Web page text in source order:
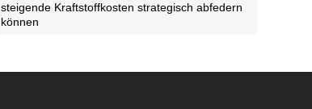
steigende Kraftstoffkosten strategisch abfedern
können